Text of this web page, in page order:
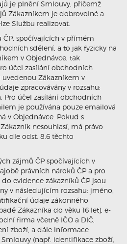
je plnění Smlouvy, přičemž
Zákazníkem je dobrovolné a
Službu realizovat.
ČP, spočívajících v přímém
sdělení, a to jak fyzicky na
v Objednávce, tak
účel zasílání obchodních
uvedenou Zákazníkem v
zpracovávány v rozsahu:
Pro účel zasílání obchodních
je používána pouze emailová
v Objednávce. Pokud s
nesouhlasí, má právo
dle odst. 8.6 těchto
zájmů ČP spočívajících v
právních nároků ČP a pro
evidence zákazníků ČP jsou
v následujícím rozsahu: jméno,
údaje zákonného
Zákazníka do věku 16 let), e-
firma včetně IČO a DIČ,
zboží, a dále informace
(např. identifikace zboží,